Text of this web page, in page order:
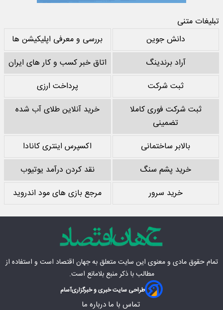
تبلیغات متنی
دانش جوین
بررسی و معرفی اپلیکیشن ها
آراد برندینگ
اتاق خبر کسب و کار های ایران
ثبت شرکت
پرداخت ارزی
ثبت شرکت فوری کاملا
تضمینی
خرید آنلاین طلای آب شده
بالابر ساختمانی
اکسپرس اینتری کانادا
خرید پشم سنگ
نقد کردن درآمد یوتیوب
خرید سرور
مرجع بازی های مود اندروید
تمام حقوق مادی‌ و معنوی این سایت متعلق بهجهان اقتصاد است و استفاده از
مطالب با ذکر منبع بلامانع است.
طراحی سایت خبری و خبرگزاریآسام
تماس با ما درباره ما